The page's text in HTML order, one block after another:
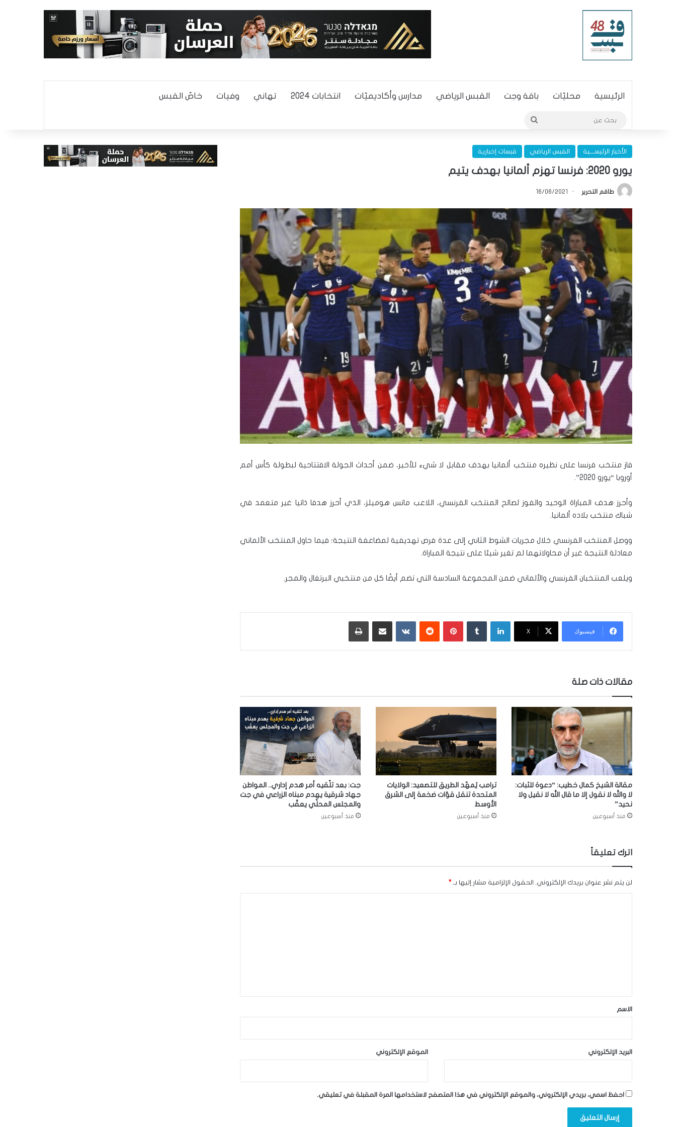
الرئيسية محليّات باقة وجت القبس الرياضي مدارس وأكاديميّات انتخابات 2024 تهاني وفيات خاصّ القبس
الأخبار الرئيســـية القبس الرياضي قبسات إخبارية
يورو 2020: فرنسا تهزم ألمانيا بهدف يتيم
طاقم التحرير 16/06/2021
فاز منتخب فرنسا على نظيره منتخب ألمانيا بهدف مقابل لا شيء للأخير، ضمن أحداث الجولة الافتتاحية لبطولة كأس أمم
أوروبا “يورو 2020”.
وأحرز هدف المباراة الوحيد والفوز لصالح المنتخب الفرنسي، اللاعب ماتس هوميلز، الذي أحرز هدفا ذاتيا غير متعمد في
شباك منتخب بلاده ألمانيا.
ووصل المنتخب الفرنسي خلال مجريات الشوط الثاني إلى عدة فرص تهديفية لمضاعفة النتيجة؛ فيما حاول المنتخب الألماني
معادلة النتيجة غير أن محاولاتهما لم تغير شيئا على نتيجة المباراة.
ويلعب المنتخبان الفرنسي والألماني ضمن المجموعة السادسة التي تضم أيضًا كل من منتخبي البرتغال والمجر.
فيسبوك ‫X
لينكدإن بينتيريست ‏VKontakte
مقالات ذات صلة
مقالة الشيخ كمال خطيب: “دعوة للثبات:
لا والله لا نقول إلا ما قال الله لا نقيل ولا
نحيد”
منذ أسبوعين
ترامب يُمهّد الطريق للتصعيد: الولايات
المتحدة تنقل قوّات ضخمة إلى الشرق
الأوسط
منذ أسبوعين
جت: بعد تلّقيه أمر هدم إداري.. المواطن
جهاد شرقية يهدم مبناه الزراعي في جت
والمجلس المحلّي يعقّب
منذ أسبوعين
اترك تعليقاً
لن يتم نشر عنوان بريدك الإلكتروني. الحقول الإلزامية مشار إليها بـ *
*
الاسم
البريد الإلكتروني الموقع الإلكتروني
احفظ اسمي، بريدي الإلكتروني، والموقع الإلكتروني في هذا المتصفح لاستخدامها المرة المقبلة في تعليقي.